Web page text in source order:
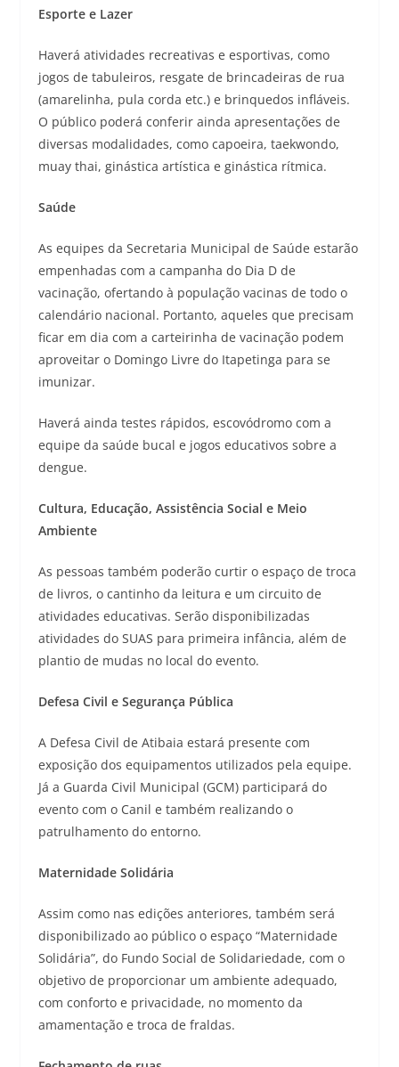
Esporte e Lazer
Haverá atividades recreativas e esportivas, como
jogos de tabuleiros, resgate de brincadeiras de rua
(amarelinha, pula corda etc.) e brinquedos infláveis.
O público poderá conferir ainda apresentações de
diversas modalidades, como capoeira, taekwondo,
muay thai, ginástica artística e ginástica rítmica.
Saúde
As equipes da Secretaria Municipal de Saúde estarão
empenhadas com a campanha do Dia D de
vacinação, ofertando à população vacinas de todo o
calendário nacional. Portanto, aqueles que precisam
ficar em dia com a carteirinha de vacinação podem
aproveitar o Domingo Livre do Itapetinga para se
imunizar.
Haverá ainda testes rápidos, escovódromo com a
equipe da saúde bucal e jogos educativos sobre a
dengue.
Cultura, Educação, Assistência Social e Meio
Ambiente
As pessoas também poderão curtir o espaço de troca
de livros, o cantinho da leitura e um circuito de
atividades educativas. Serão disponibilizadas
atividades do SUAS para primeira infância, além de
plantio de mudas no local do evento.
Defesa Civil e Segurança Pública
A Defesa Civil de Atibaia estará presente com
exposição dos equipamentos utilizados pela equipe.
Já a Guarda Civil Municipal (GCM) participará do
evento com o Canil e também realizando o
patrulhamento do entorno.
Maternidade Solidária
Assim como nas edições anteriores, também será
disponibilizado ao público o espaço “Maternidade
Solidária”, do Fundo Social de Solidariedade, com o
objetivo de proporcionar um ambiente adequado,
com conforto e privacidade, no momento da
amamentação e troca de fraldas.